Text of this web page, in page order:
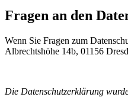
Fragen an den
Wenn Sie Fragen zum
Albrechtshöhe 14b, 01156
Die Datenschutzerklärung